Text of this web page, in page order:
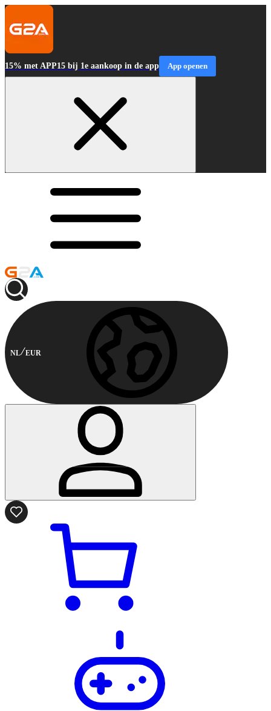
15% met APP15 bij 1e aankoop in de app App openen
NL EUR